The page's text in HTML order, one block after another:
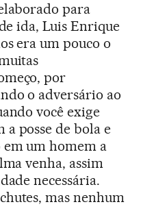
para
ida, Luis Enrique
era um pouco o
por
o adversário ao
você exige
posse de bola e
um homem a
venha, assim
necessária.
mas nenhum